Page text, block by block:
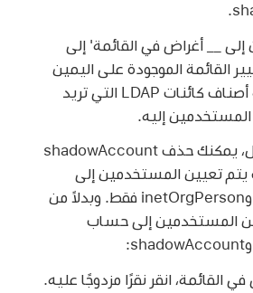
إلى __ أغراض في القائمة' إلى
القائمة الموجودة على اليمين
لتشمل مجموعة أصناف كائنات LDAP التي تريد
إليه.
على سبيل المثال، يمكنك حذف shadowAccount
يتم تعيين المستخدمين إلى
posixAccount وinetOrgPerson فقط. وبدلاً من
المستخدمين إلى حساب
القائمة، انقر نقرًا مزدوجًا عليه.